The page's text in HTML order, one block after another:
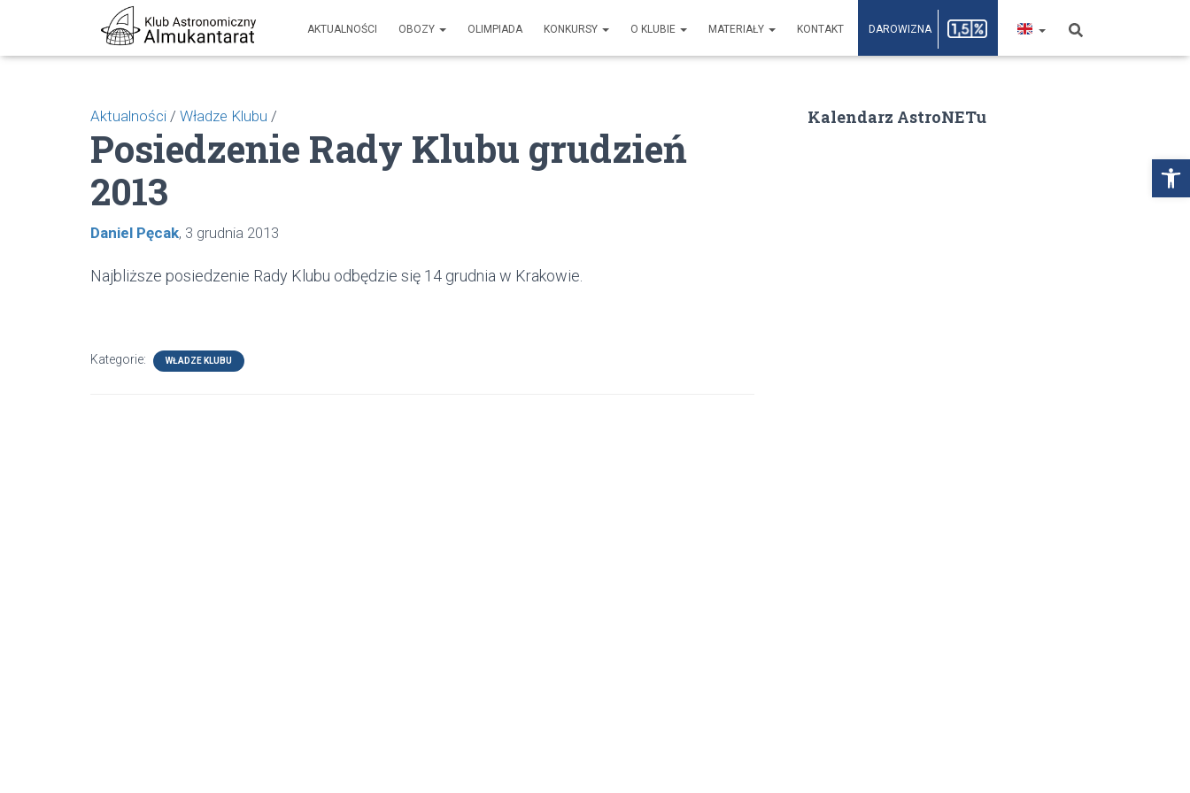
Open toolbar
AKTUALNOŚCI OBOZY OLIMPIADA KONKURSY O KLUBIE MATERIAŁY KONTAKT DAROWIZNA
Aktualności / Władze Klubu /
Posiedzenie Rady Klubu grudzień
2013
Daniel Pęcak 3 grudnia 2013
Najbliższe posiedzenie Rady Klubu odbędzie się 14 grudnia w Krakowie.
Kategorie: WŁADZE KLUBU
Kalendarz AstroNETu